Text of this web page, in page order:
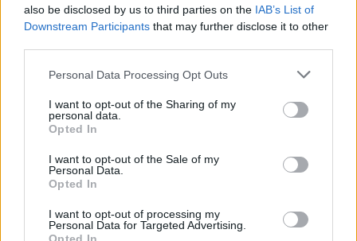
also be disclosed by us to third parties on the IAB’s List of
Downstream Participants that may further disclose it to other
Personal Data Processing Opt Outs
I want to opt-out of the Sharing of my
personal data.
Opted In
I want to opt-out of the Sale of my
Personal Data.
Opted In
I want to opt-out of processing my
Personal Data for Targeted Advertising.
Esim for Global
for Turkey|Esim for Germany|Esim for Greece|